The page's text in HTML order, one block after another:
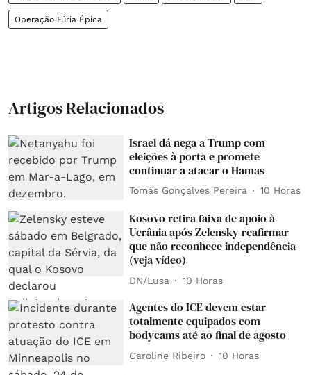
Operação Fúria Épica
Artigos Relacionados
Israel dá nega a Trump com
eleições à porta e promete
continuar a atacar o Hamas
Tomás Gonçalves Pereira 10 Horas
Kosovo retira faixa de apoio à
Ucrânia após Zelensky reafirmar
que não reconhece independência
(veja vídeo)
DN/Lusa 10 Horas
Agentes do ICE devem estar
totalmente equipados com
bodycams até ao final de agosto
Caroline Ribeiro 10 Horas